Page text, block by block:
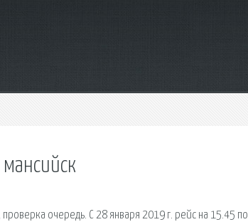
очередь. С 28 января 2019 г. рейс на 15.45 по